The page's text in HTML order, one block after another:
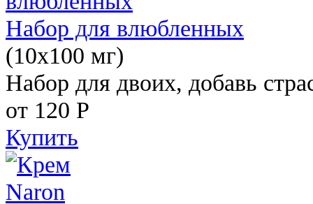
Набор для влюбленных
(10х100 мг)
Набор для двоих, добавь
от 120 Р
Купить